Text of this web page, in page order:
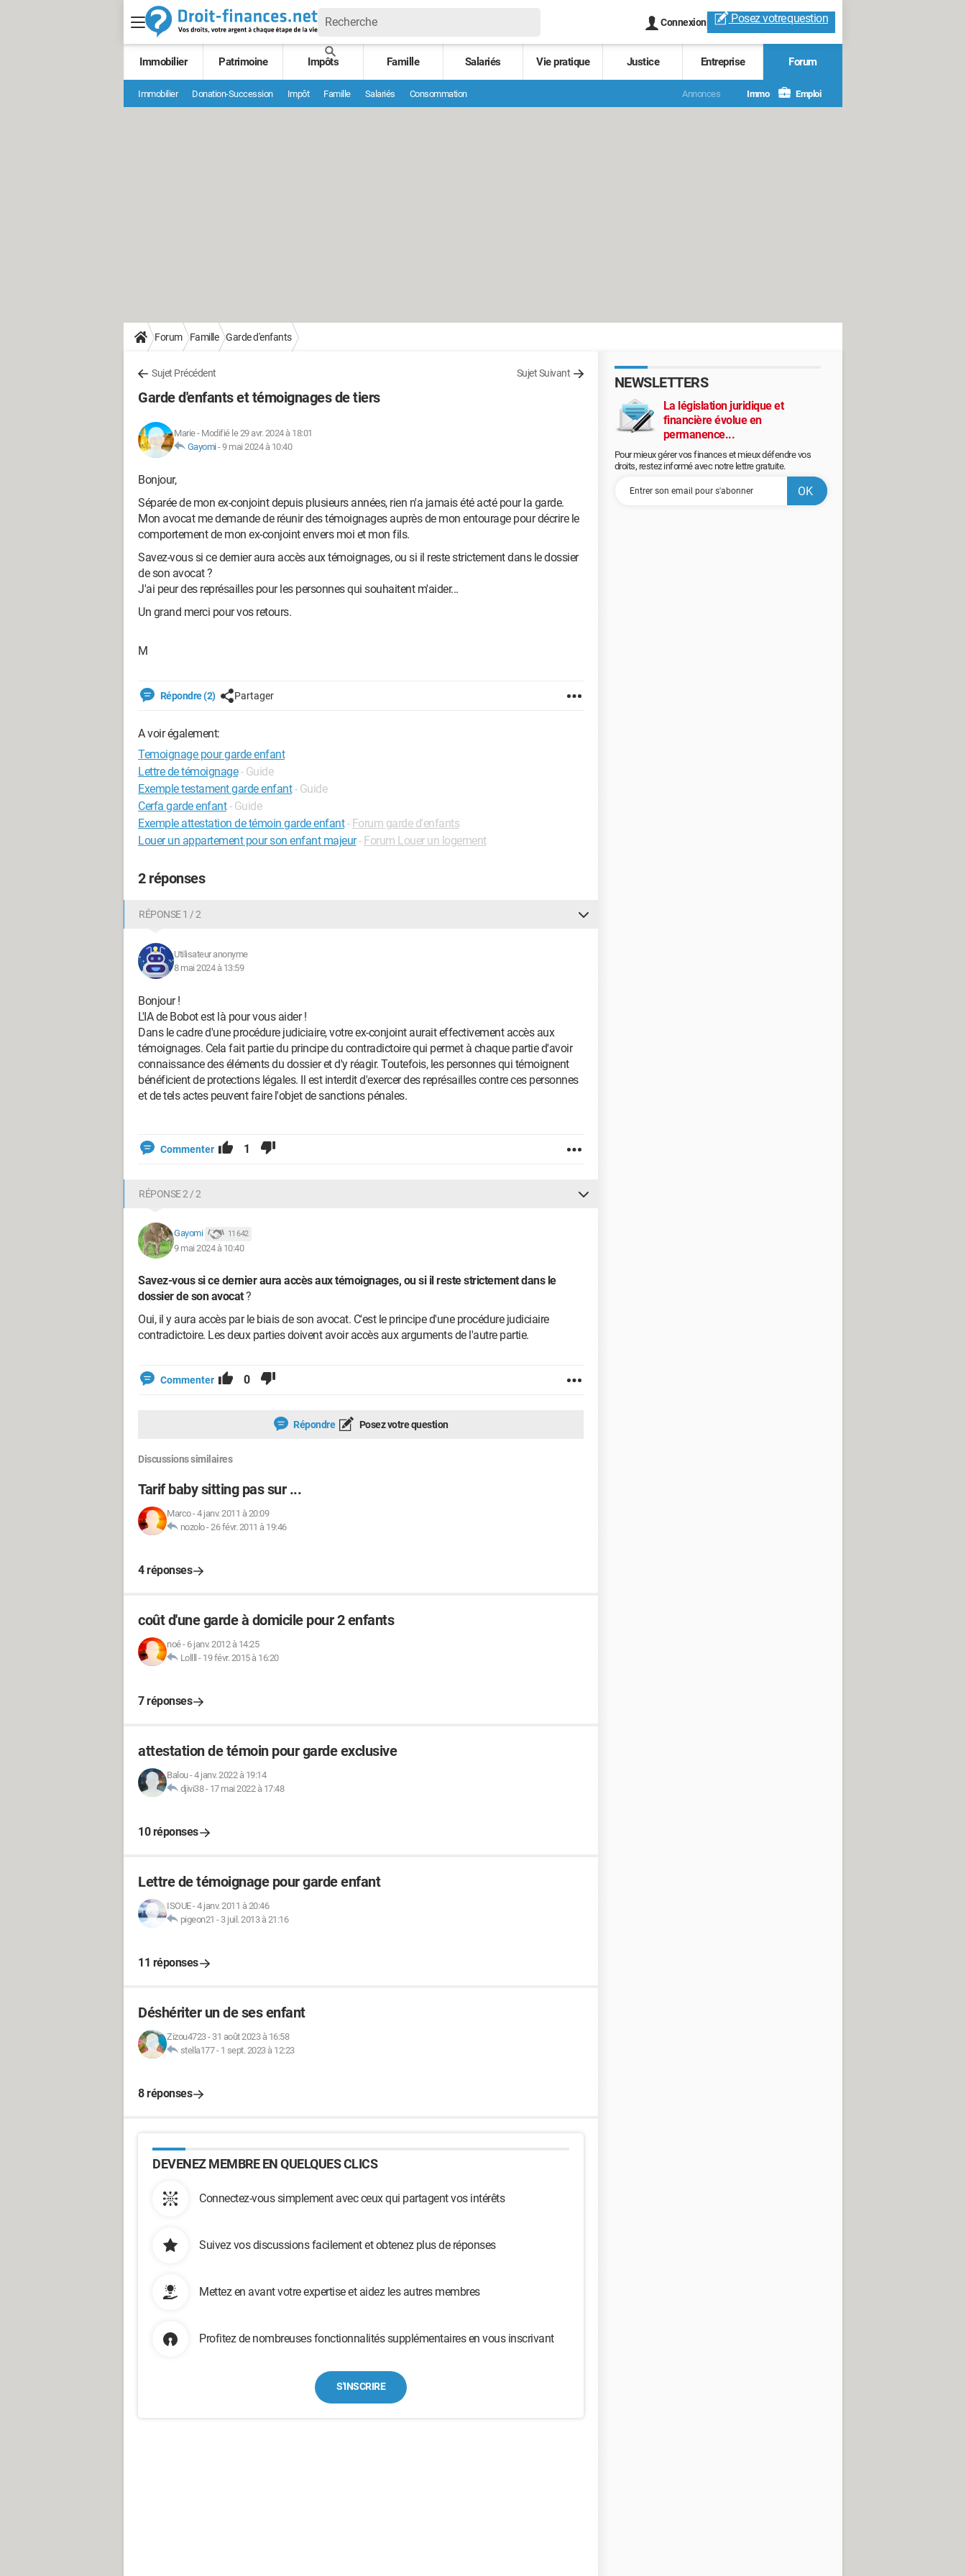
Connexion Posez votrequestion
Immobilier Patrimoine Impôts Famille Salariés Vie pratique Justice Entreprise Forum
Immobilier Donation-Succession Impôt Famille Salariés Consommation Annonces Immo Emploi
Forum Famille Garde d'enfants
Sujet Précédent Sujet Suivant
Garde d'enfants et témoignages de tiers
Marie- Modifié le 29 avr. 2024 à 18:01
Gayomi-9 mai 2024 à 10:40
Bonjour,
Séparée de mon ex-conjoint depuis plusieurs années, rien n'a jamais été acté pour la garde.
Mon avocat me demande de réunir des témoignages auprès de mon entourage pour décrire le
comportement de mon ex-conjoint envers moi et mon fils.
Savez-vous si ce dernier aura accès aux témoignages, ou si il reste strictement dans le dossier
de son avocat ?
J'ai peur des représailles pour les personnes qui souhaitent m'aider...
Un grand merci pour vos retours.
M
Répondre (2) Partager
A voir également:
Temoignage pour garde enfant
Lettre de témoignage - Guide
Exemple testament garde enfant - Guide
Cerfa garde enfant - Guide
Exemple attestation de témoin garde enfant - Forum garde d'enfants
Louer un appartement pour son enfant majeur- Forum Louer un logement
2 réponses
RÉPONSE 1 / 2
Utilisateur anonyme
8 mai 2024 à 13:59
Bonjour !
L'IA de Bobot est là pour vous aider !
Dans le cadre d'une procédure judiciaire, votre ex-conjoint aurait effectivement accès aux
témoignages. Cela fait partie du principe du contradictoire qui permet à chaque partie d'avoir
connaissance des éléments du dossier et d'y réagir. Toutefois, les personnes qui témoignent
bénéficient de protections légales. Il est interdit d'exercer des représailles contre ces personnes
et de tels actes peuvent faire l'objet de sanctions pénales.
Commenter 1
RÉPONSE 2 / 2
Gayomi 11 642
9 mai 2024 à 10:40
Savez-vous si ce dernier aura accès aux témoignages, ou si il reste strictement dans le
dossier de son avocat?
Oui, il y aura accès par le biais de son avocat. C'est le principe d'une procédure judiciaire
contradictoire. Les deux parties doivent avoir accès aux arguments de l'autre partie.
Commenter 0
Répondre Posez votre question
Discussions similaires
Tarif baby sitting pas sur ...
Marco-4 janv. 2011 à 20:09
nozolo-26 févr. 2011 à 19:46
4 réponses
coût d'une garde à domicile pour 2 enfants
noé- 6 janv. 2012 à 14:25
Lollll
- 19 févr. 2015 à 16:20
7 réponses
attestation de témoin pour garde exclusive
Balou-4 janv. 2022 à 19:14
djivi38- 17 mai 2022 à 17:48
10 réponses
Lettre de témoignage pour garde enfant
ISOUE-4 janv. 2011 à 20:46
pigeon21 - 3 juil. 2013 à 21:16
11 réponses
Déshériter un de ses enfant
Zizou4723- 31 août 2023 à 16:58
stella177- 1 sept. 2023 à 12:23
8 réponses
DEVENEZ MEMBRE EN QUELQUES CLICS
Connectez-vous simplement avec ceux qui partagent vos intérêts
Suivez vos discussions facilement et obtenez plus de réponses
Mettez en avant votre expertise et aidez les autres membres
Profitez de nombreuses fonctionnalités supplémentaires en vous inscrivant
S'INSCRIRE
NEWSLETTERS
La législation juridique et
financière évolue en
permanence...
Pour mieux gérer vos finances et mieux défendre vos
droits, restez informé avec notre lettre gratuite.